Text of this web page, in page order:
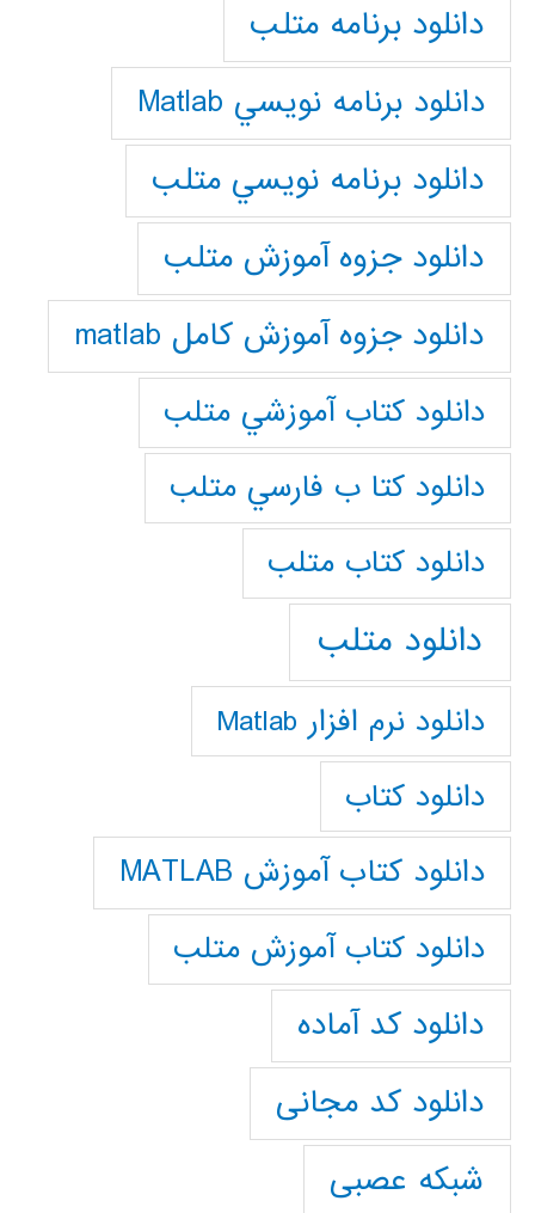
دانلود برنامه متلب
دانلود برنامه نويسي Matlab
دانلود برنامه نويسي متلب
دانلود جزوه آموزش متلب
دانلود جزوه آموزش کامل matlab
دانلود كتاب آموزشي متلب
دانلود كتا ب فارسي متلب
دانلود كتاب متلب
دانلود متلب
دانلود نرم افزار Matlab
دانلود کتاب
دانلود کتاب آموزش MATLAB
دانلود کتاب آموزش متلب
دانلود کد آماده
دانلود کد مجانی
شبکه عصبی